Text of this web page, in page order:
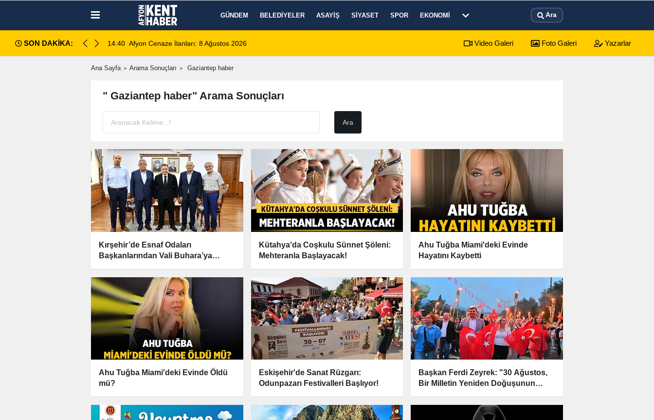
GÜNDEM BELEDIYELER ASAYIŞ SIYASET SPOR EKONOMI Ara
SON DAKİKA: 14:35 Sinanpaşa’da Otobüs Kazası: 1 Ölü, 15 Yaralı 8 Ağustos 2026 Afyonkarahisar Nöbetçi Eczaneler
Video Galeri Foto Galeri Yazarlar
Ana Sayfa Arama Sonuçları Gaziantep haber
" Gaziantep haber" Arama Sonuçları
Kırşehir’de Esnaf Odaları
Başkanlarından Vali Buhara’ya
Kütahya'da Coşkulu Sünnet Şöleni:
Mehteranla Başlayacak!
Ahu Tuğba Miami'deki Evinde
Hayatını Kaybetti
Ahu Tuğba Miami'deki Evinde Öldü
mü?
Eskişehir'de Sanat Rüzgarı:
Odunpazarı Festivalleri Başlıyor!
Başkan Ferdi Zeyrek: "30 Ağustos,
Bir Milletin Yeniden Doğuşunun